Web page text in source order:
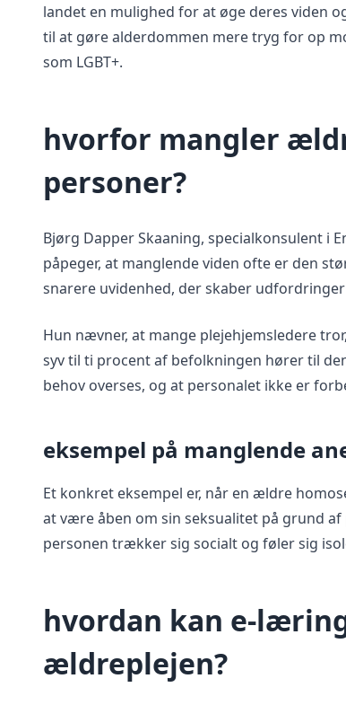
landet en mulighed for at øge deres viden
til at gøre alderdommen mere tryg for op
som LGBT+.
hvorfor mangler
personer?
Bjørg Dapper Skaaning, specialkonsulent i
påpeger, at manglende viden ofte er den
snarere uvidenhed, der skaber udfordringer
Hun nævner, at mange plejehjemsledere
syv til ti procent af befolkningen hører til
behov overses, og at personalet ikke er
eksempel på manglende
Et konkret eksempel er, når en ældre
at være åben om sin seksualitet på grund
personen trækker sig socialt og føler sig
hvordan kan e-
ældreplejen?